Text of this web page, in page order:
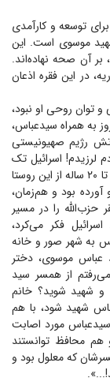
توسعه و کارآمدی
موسوی است. این
آن صحه نهاده‌اند.
در این فقره اذعان
توان روحی او نبود،
به همراه سیدعباس،
رژیم صهیونیستی
لرزیدم! اسرائیل تک
تک خانه‌ها را با توپخانه زده بود. آن وقت ۲۰ جوان ۱۲ تا ۲۰ ساله از این روستا
بود و هم‌زمان،
حزب‌الله را در مسیر
فکر می‌کرد،
به شهر صور و خانه
عباس موسوی، دختر
از همسر سید
و شهید شوید؟ خانم
شهید شود، با هم
مورد اصابت
محافظ توانستند
که معلول بود و